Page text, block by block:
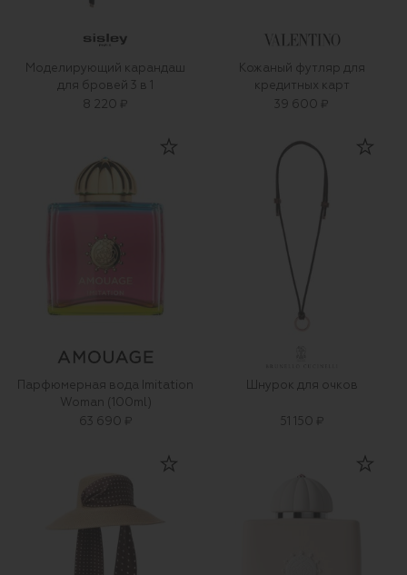
Моделирующий карандаш
для бровей 3 в 1
8 220 ₽
Кожаный футляр для
кредитных карт
39 600 ₽
Парфюмерная вода Imitation
Woman (100ml)
63 690 ₽
Шнурок для очков
51 150 ₽